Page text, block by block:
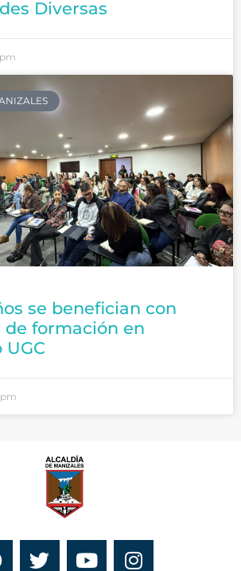
Diversas
se benefician con
de formación en